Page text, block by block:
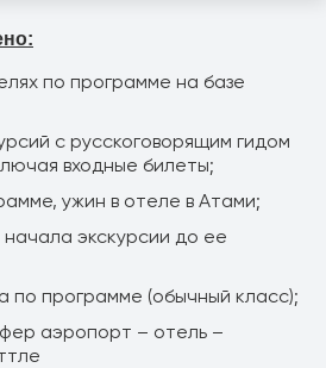
по программе на базе
с русскоговорящим гидом
входные билеты;
ужин в отеле в Атами;
экскурсии до ее
по программе (обычный класс);
аэропорт – отель –